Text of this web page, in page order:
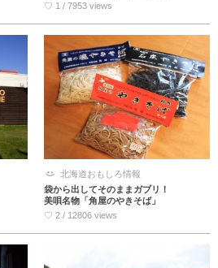
♡ 1 / 7953 views
北海道おもしろ情報
袋から出してそのままガブリ！
美唄名物「角屋のやきそば」
♡ 2 / 12806 views